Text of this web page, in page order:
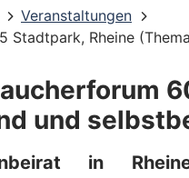
Veranstaltungen
Stadtpark, Rheine
und
in